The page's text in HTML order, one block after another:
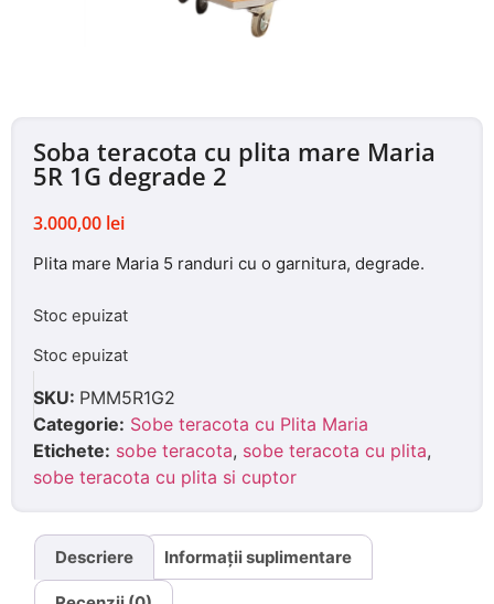
Soba teracota cu plita mare Maria
5R 1G degrade 2
3.000,00 lei
Plita mare Maria 5 randuri cu o garnitura, degrade.
Stoc epuizat
Stoc epuizat
SKU: PMM5R1G2
Categorie: Sobe teracota cu Plita Maria
Etichete: sobe teracota, sobe teracota cu plita,
sobe teracota cu plita si cuptor
Descriere Informații suplimentare